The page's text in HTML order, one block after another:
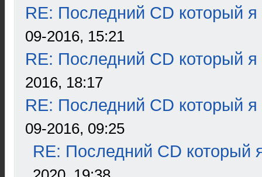
RE: Последний CD который я
09-2016, 15:21
RE: Последний CD который я
2016, 18:17
RE: Последний CD который я
09-2016, 09:25
RE: Последний CD который